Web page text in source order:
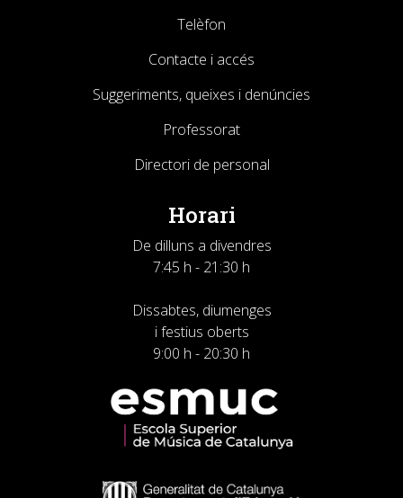
Telèfon
Contacte i accés
Suggeriments, queixes i denúncies
Professorat
Directori de personal
Horari
De dilluns a divendres
7:45 h - 21:30 h
Dissabtes, diumenges
i festius oberts
9:00 h - 20:30 h